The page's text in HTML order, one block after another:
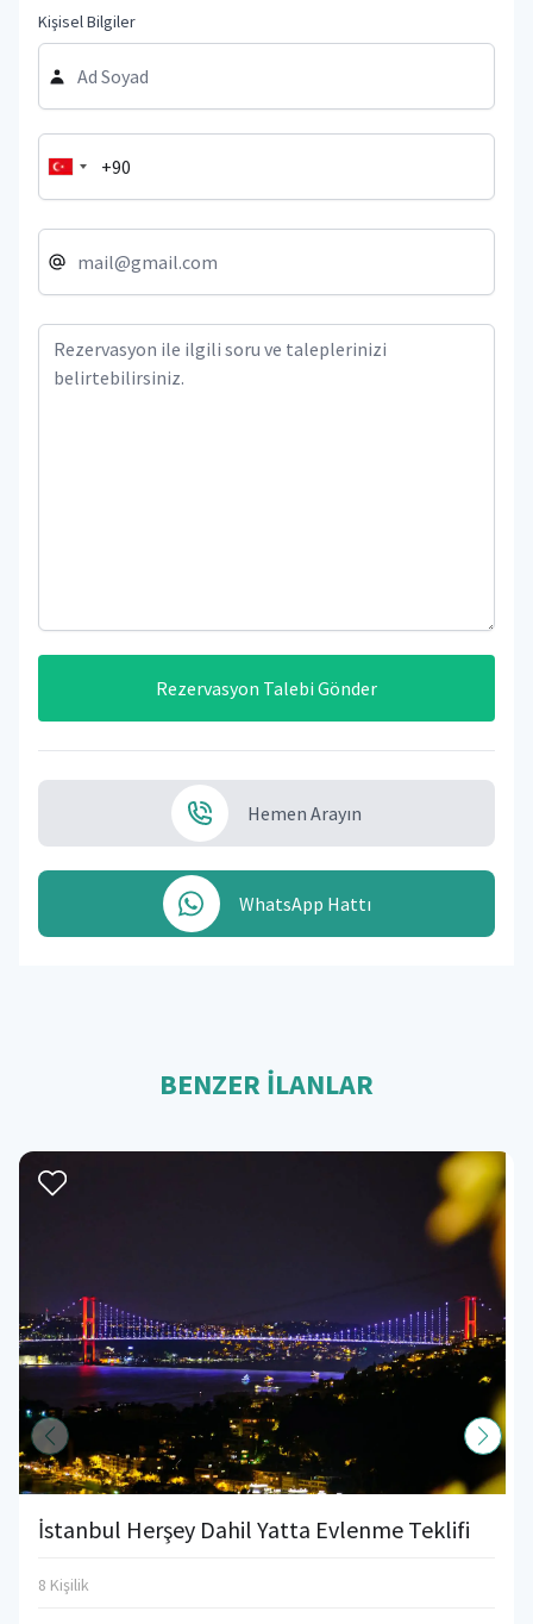
Kişisel Bilgiler
Rezervasyon Talebi Gönder
Hemen Arayın
WhatsApp Hattı
BENZER İLANLAR
İstanbul Herşey Dahil Yatta Evlenme Teklifi
8 Kişilik